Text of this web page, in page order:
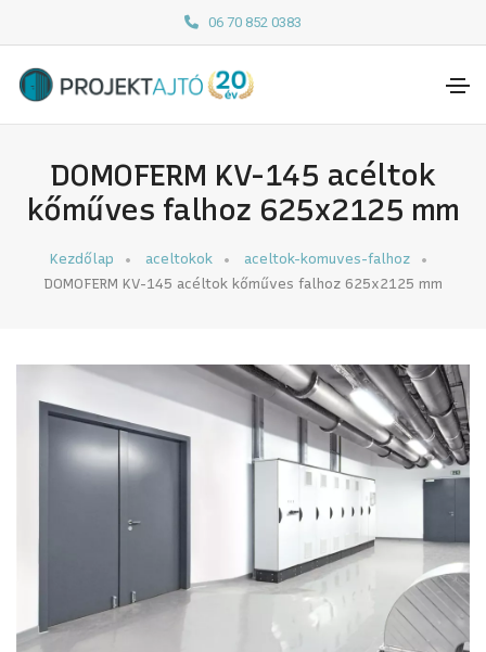
06 70 852 0383
DOMOFERM KV-145 acéltok
kőműves falhoz 625x2125 mm
Kezdőlap aceltokok
aceltok-komuves-falhoz
DOMOFERM KV-145 acéltok kőműves falhoz 625x2125 mm